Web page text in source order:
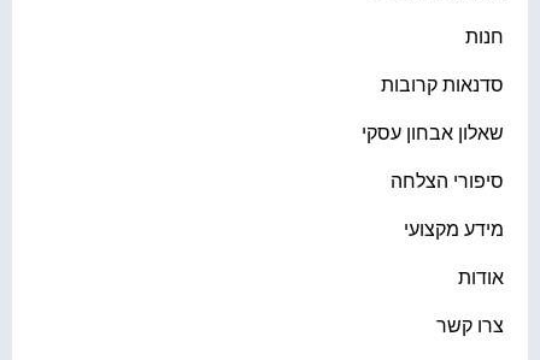
חנות
סדנאות קרובות
שאלון אבחון עסקי
סיפורי הצלחה
מידע מקצועי
אודות
צרו קשר